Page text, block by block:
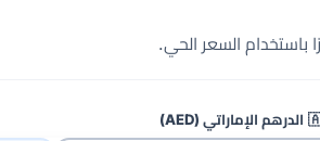
باستخدام السعر الحي.
الدرهم الإماراتي (AED)